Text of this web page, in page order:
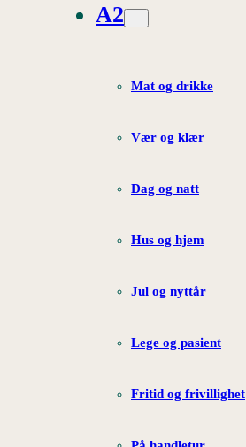
A2
Mat og drikke
Vær og klær
Dag og natt
Hus og hjem
Jul og nyttår
Lege og pasient
Fritid og frivillighet